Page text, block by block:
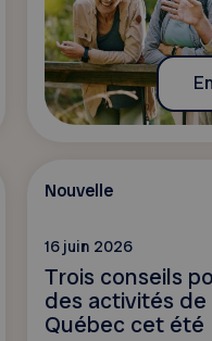
Nouvelle
16 juin 2026
Trois conseils
des activités de
Québec cet été